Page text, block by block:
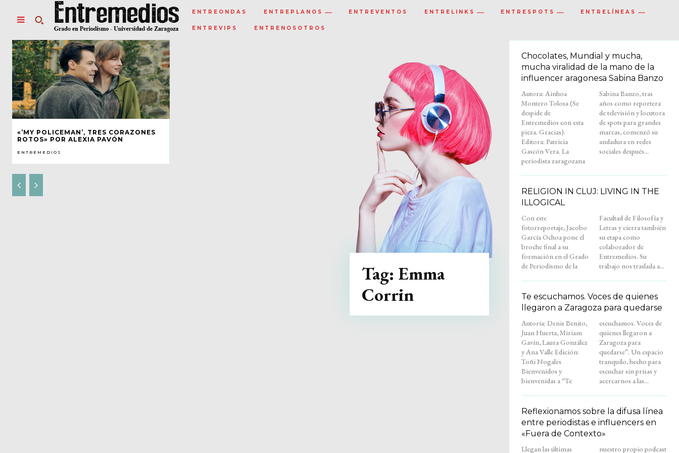
ENTREONDAS ENTREPLANOS ENTREVENTOS ENTRELINKS ENTRESPOTS ENTRELÍNEAS
ENTREVIPS ENTRENOSOTROS
«’MY POLICEMAN’, TRES CORAZONES
ROTOS» POR ALEXIA PAVÓN
ENTREMEDIOS
Tag: Emma
Corrin
Chocolates, Mundial y mucha,
mucha viralidad de la mano de la
influencer aragonesa Sabina Banzo
Autora: Ainhoa
Montero Tolosa (Se
despide de
Entremedios con esta
pieza. Gracias).
Editora: Patricia
Gascón Vera. La
periodista zaragozana
Sabina Banzo, tras
años como reportera
de televisión y locutora
de spots para grandes
marcas, comenzó su
andadura en redes
sociales después...
RELIGION IN CLUJ: LIVING IN THE
ILLOGICAL
Con este
fotorreportaje, Jacobo
García Ochoa pone el
broche final a su
formación en el Grado
de Periodismo de la
Facultad de Filosofía y
Letras y cierra también
su etapa como
colaborador de
Entremedios. Su
trabajo nos traslada a...
Te escuchamos. Voces de quienes
llegaron a Zaragoza para quedarse
Autoría: Denis Benito,
Juan Huerta, Miriam
Gavín, Laura González
y Ana Valle Edición:
Toñi Nogales
Bienvenidos y
bienvenidas a “Te
escuchamos. Voces de
quienes llegaron a
Zaragoza para
quedarse”. Un espacio
tranquilo, hecho para
escuchar sin prisas y
acercarnos a las...
Reflexionamos sobre la difusa línea
entre periodistas e influencers en
«Fuera de Contexto»
Llegan las últimas
nuestro propio podcast